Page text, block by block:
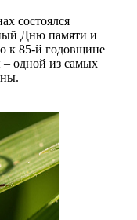
состоялся
Дню памяти и
к 85-й годовщине
– одной из самых